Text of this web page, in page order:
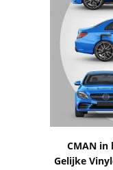
CMAN in
Gelijke